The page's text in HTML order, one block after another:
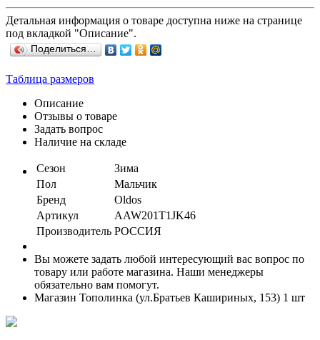
Детальная информация о товаре доступна ниже на странице
под вкладкой "Описание".
Поделиться…
Таблица размеров
Описание
Отзывы о товаре
Задать вопрос
Наличие на складе
Сезон
Зима
Пол
Мальчик
Бренд
Oldos
Артикул
AAW201T1JK46
Производитель РОССИЯ
Вы можете задать любой интересующий вас вопрос по
товару или работе магазина. Наши менеджеры
обязательно вам помогут.
Магазин Тополинка (ул.Братьев Кашириных, 153) 1 шт